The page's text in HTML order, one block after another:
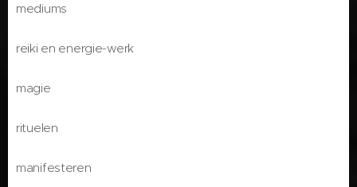
mediums
reiki en energie-werk
magie
rituelen
manifesteren